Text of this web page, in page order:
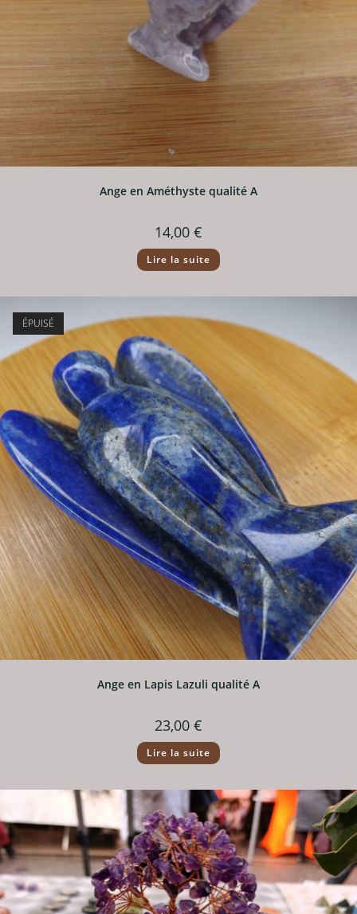
Ange en Améthyste qualité A
14,00 €
Lire la suite
ÉPUISÉ
Ange en Lapis Lazuli qualité A
23,00 €
Lire la suite